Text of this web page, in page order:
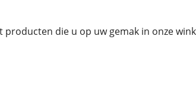
die u op uw gemak in onze